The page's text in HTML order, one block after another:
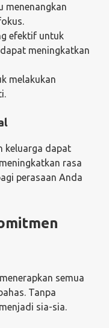
menenangkan
efektif untuk
meningkatkan
melakukan
keluarga dapat
rasa
perasaan Anda
semua
Tanpa
sia-sia.